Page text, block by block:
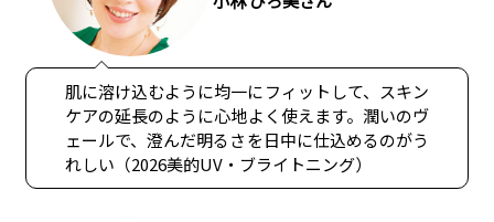
肌に溶け込むように均一にフィットして、スキン
ケアの延長のように心地よく使えます。潤いのヴ
ェールで、澄んだ明るさを日中に仕込めるのがう
れしい（2026美的UV・ブライトニング）